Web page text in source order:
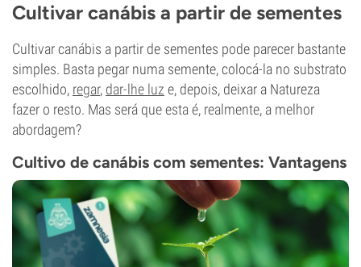
Cultivar canábis a partir de sementes
Cultivar canábis a partir de sementes pode parecer bastante
simples. Basta pegar numa semente, colocá-la no substrato
escolhido, regar, dar-lhe luz e, depois, deixar a Natureza
fazer o resto. Mas será que esta é, realmente, a melhor
abordagem?
Cultivo de canábis com sementes: Vantagens